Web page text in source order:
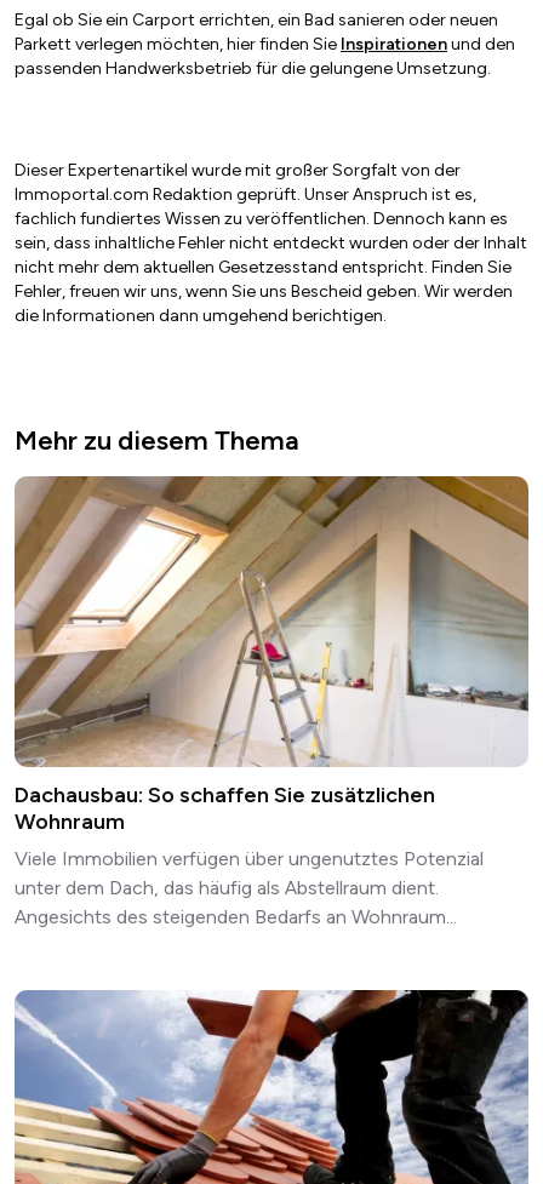
Egal ob Sie ein Carport errichten, ein Bad sanieren oder neuen
Parkett verlegen möchten, hier finden Sie Inspirationenund den
passenden Handwerksbetrieb für die gelungene Umsetzung.
Dieser Expertenartikel wurde mit großer Sorgfalt von der
Immoportal.com Redaktion geprüft. Unser Anspruch ist es,
fachlich fundiertes Wissen zu veröffentlichen. Dennoch kann es
sein, dass inhaltliche Fehler nicht entdeckt wurden oder der Inhalt
nicht mehr dem aktuellen Gesetzesstand entspricht. Finden Sie
Fehler, freuen wir uns, wenn Sie uns Bescheid geben. Wir werden
die Informationen dann umgehend berichtigen.
Mehr zu diesem Thema
Dachausbau: So schaffen Sie zusätzlichen
Wohnraum
Viele Immobilien verfügen über ungenutztes Potenzial
unter dem Dach, das häufig als Abstellraum dient.
Angesichts des steigenden Bedarfs an Wohnraum...